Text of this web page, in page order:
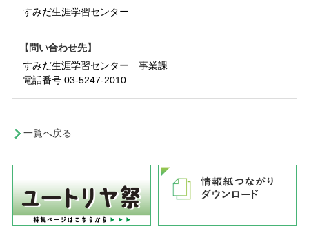
すみだ生涯学習センター
問い合わせ先
すみだ生涯学習センター 事業課
電話番号:03-5247-2010
一覧へ戻る